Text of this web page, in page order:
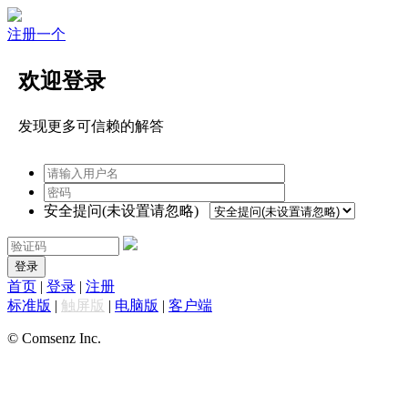
注册一个
欢迎登录
发现更多可信赖的解答
安全提问(未设置请忽略)
登录
首页 | 登录 | 注册
标准版 | 触屏版 | 电脑版 | 客户端
© Comsenz Inc.